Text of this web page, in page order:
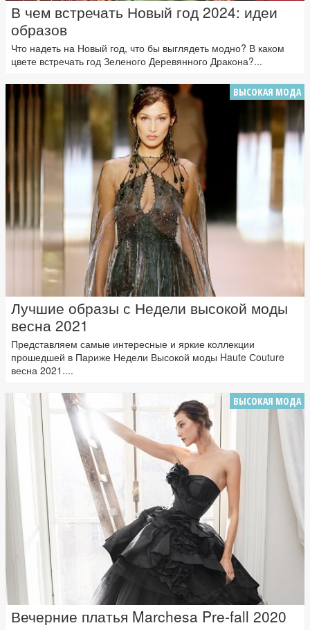
В чем встречать Новый год 2024: идеи
образов
Что надеть на Новый год, что бы выглядеть модно? В каком
цвете встречать год Зеленого Деревянного Дракона?...
ВЫСОКАЯ МОДА
Лучшие образы с Недели высокой моды
весна 2021
Представляем самые интересные и яркие коллекции
прошедшей в Париже Недели Высокой моды Haute Сouture
весна 2021....
ВЫСОКАЯ МОДА
Вечерние платья Marchesa Pre-fall 2020